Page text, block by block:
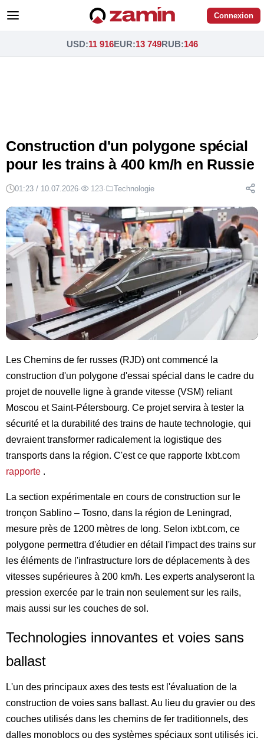
Connexion
USD:11 916EUR:13 749RUB:146
Construction d'un polygone spécial
pour les trains à 400 km/h en Russie
01:23 / 10.07.2026· 123· Technologie
Les Chemins de fer russes (RJD) ont commencé la
construction d'un polygone d'essai spécial dans le cadre du
projet de nouvelle ligne à grande vitesse (VSM) reliant
Moscou et Saint-Pétersbourg. Ce projet servira à tester la
sécurité et la durabilité des trains de haute technologie, qui
devraient transformer radicalement la logistique des
transports dans la région. C'est ce que rapporte Ixbt.com
rapporte .
La section expérimentale en cours de construction sur le
tronçon Sablino – Tosno, dans la région de Leningrad,
mesure près de 1200 mètres de long. Selon ixbt.com, ce
polygone permettra d'étudier en détail l'impact des trains sur
les éléments de l'infrastructure lors de déplacements à des
vitesses supérieures à 200 km/h. Les experts analyseront la
pression exercée par le train non seulement sur les rails,
mais aussi sur les couches de sol.
Technologies innovantes et voies sans
ballast
L'un des principaux axes des tests est l'évaluation de la
construction de voies sans ballast. Au lieu du gravier ou des
couches utilisés dans les chemins de fer traditionnels, des
dalles monoblocs ou des systèmes spéciaux sont utilisés ici.